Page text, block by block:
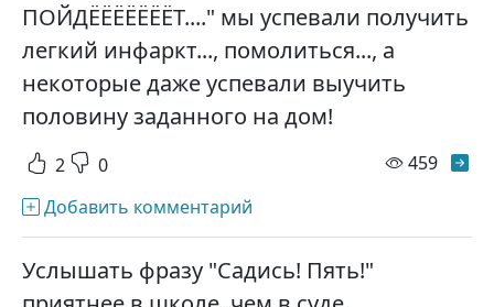
ПОЙДЁЁЁЁЁЁЁТ...." мы успевали получить
легкий инфаркт..., помолиться..., а
некоторые даже успевали выучить
половину заданного на дом!
2 0 459
Добавить комментарий
Услышать фразу "Садись! Пять!"